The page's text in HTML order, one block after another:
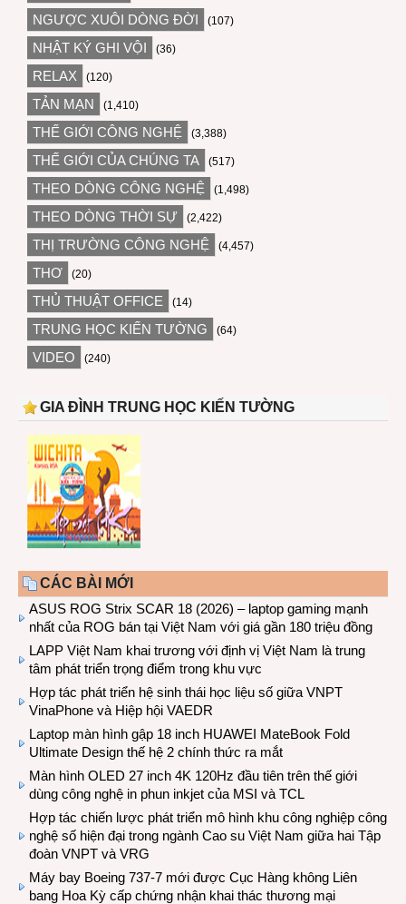
NGƯỢC XUÔI DÒNG ĐỜI (107)
NHẬT KÝ GHI VỘI (36)
RELAX (120)
TẢN MẠN (1,410)
THẾ GIỚI CÔNG NGHỆ (3,388)
THẾ GIỚI CỦA CHÚNG TA (517)
THEO DÒNG CÔNG NGHỆ (1,498)
THEO DÒNG THỜI SỰ (2,422)
THỊ TRƯỜNG CÔNG NGHỆ (4,457)
THƠ (20)
THỦ THUẬT OFFICE (14)
TRUNG HỌC KIẾN TƯỜNG (64)
VIDEO (240)
GIA ĐÌNH TRUNG HỌC KIẾN TƯỜNG
CÁC BÀI MỚI
ASUS ROG Strix SCAR 18 (2026) – laptop gaming mạnh
nhất của ROG bán tại Việt Nam với giá gần 180 triệu đồng
LAPP Việt Nam khai trương với định vị Việt Nam là trung
tâm phát triển trọng điểm trong khu vực
Hợp tác phát triển hệ sinh thái học liệu số giữa VNPT
VinaPhone và Hiệp hội VAEDR
Laptop màn hình gập 18 inch HUAWEI MateBook Fold
Ultimate Design thế hệ 2 chính thức ra mắt
Màn hình OLED 27 inch 4K 120Hz đầu tiên trên thế giới
dùng công nghệ in phun inkjet của MSI và TCL
Hợp tác chiến lược phát triển mô hình khu công nghiệp công
nghệ số hiện đại trong ngành Cao su Việt Nam giữa hai Tập
đoàn VNPT và VRG
Máy bay Boeing 737-7 mới được Cục Hàng không Liên
bang Hoa Kỳ cấp chứng nhận khai thác thương mại